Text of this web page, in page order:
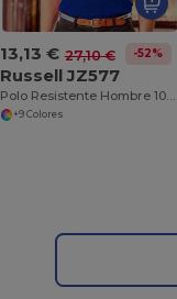
13,13 € 27,10 € -52%
Russell JZ577
Polo Resistente Hombre 100% Algodón
+9 Colores